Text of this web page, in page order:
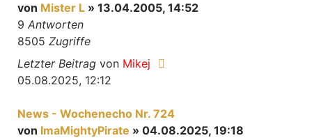
von Mister L » 13.04.2005, 14:52
9 Antworten
8505 Zugriffe
Letzter Beitrag von Mikej
05.08.2025, 12:12
News - Wochenecho Nr. 724
von ImaMightyPirate » 04.08.2025, 19:18